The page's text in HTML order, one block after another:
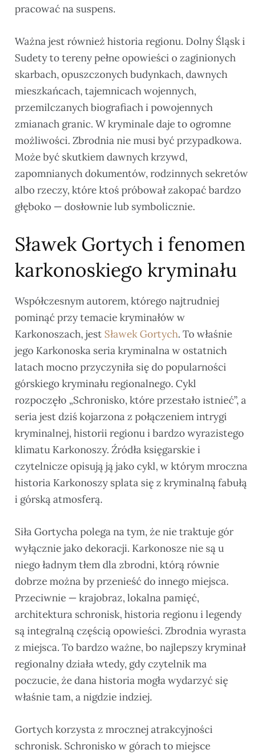
pracować na suspens.
Ważna jest również historia regionu. Dolny Śląsk i
Sudety to tereny pełne opowieści o zaginionych
skarbach, opuszczonych budynkach, dawnych
mieszkańcach, tajemnicach wojennych,
przemilczanych biografiach i powojennych
zmianach granic. W kryminale daje to ogromne
możliwości. Zbrodnia nie musi być przypadkowa.
Może być skutkiem dawnych krzywd,
zapomnianych dokumentów, rodzinnych sekretów
albo rzeczy, które ktoś próbował zakopać bardzo
głęboko — dosłownie lub symbolicznie.
Sławek Gortych i fenomen
karkonoskiego kryminału
Współczesnym autorem, którego najtrudniej
pominąć przy temacie kryminałów w
Karkonoszach, jest Sławek Gortych. To właśnie
jego Karkonoska seria kryminalna w ostatnich
latach mocno przyczyniła się do popularności
górskiego kryminału regionalnego. Cykl
rozpoczęło „Schronisko, które przestało istnieć”, a
seria jest dziś kojarzona z połączeniem intrygi
kryminalnej, historii regionu i bardzo wyrazistego
klimatu Karkonoszy. Źródła księgarskie i
czytelnicze opisują ją jako cykl, w którym mroczna
historia Karkonoszy splata się z kryminalną fabułą
i górską atmosferą.
Siła Gortycha polega na tym, że nie traktuje gór
wyłącznie jako dekoracji. Karkonosze nie są u
niego ładnym tłem dla zbrodni, którą równie
dobrze można by przenieść do innego miejsca.
Przeciwnie — krajobraz, lokalna pamięć,
architektura schronisk, historia regionu i legendy
są integralną częścią opowieści. Zbrodnia wyrasta
z miejsca. To bardzo ważne, bo najlepszy kryminał
regionalny działa wtedy, gdy czytelnik ma
poczucie, że dana historia mogła wydarzyć się
właśnie tam, a nigdzie indziej.
Gortych korzysta z mrocznej atrakcyjności
schronisk. Schronisko w górach to miejsce